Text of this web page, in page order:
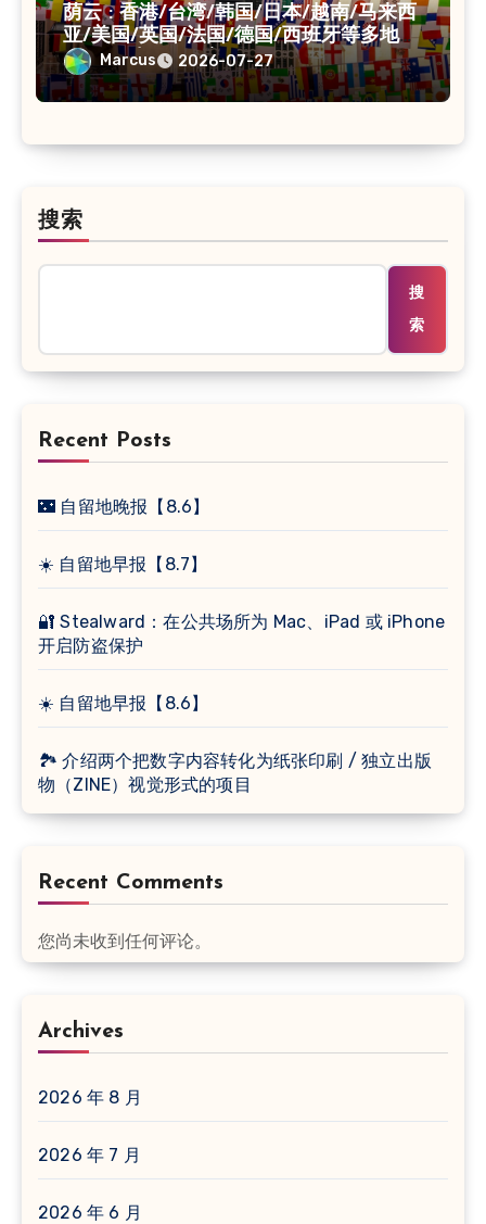
荫云 : 香港/台湾/韩国/日本/越南/马来西
亚/美国/英国/法国/德国/西班牙等多地
VPS/原生IP /住宅IP/双ISP
Marcus 2026-07-27
搜索
搜
索
Recent Posts
🌃 自留地晚报【8.6】
☀️ 自留地早报【8.7】
🔐 Stealward：在公共场所为 Mac、iPad 或 iPhone
开启防盗保护
☀️ 自留地早报【8.6】
🏞 介绍两个把数字内容转化为纸张印刷 / 独立出版
物（ZINE）视觉形式的项目
Recent Comments
您尚未收到任何评论。
Archives
2026 年 8 月
2026 年 7 月
2026 年 6 月